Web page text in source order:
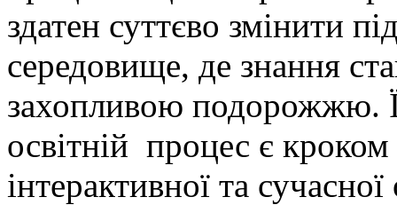
здатен суттєво змінити
середовище, де знання
захопливою подорожжю.
освітній процес є
інтерактивної та